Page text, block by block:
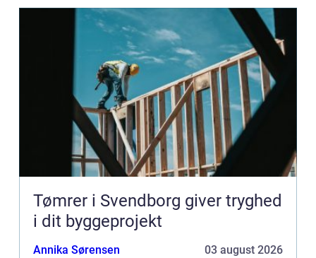
Tømrer i Svendborg giver tryghed
i dit byggeprojekt
Annika Sørensen 03 august 2026